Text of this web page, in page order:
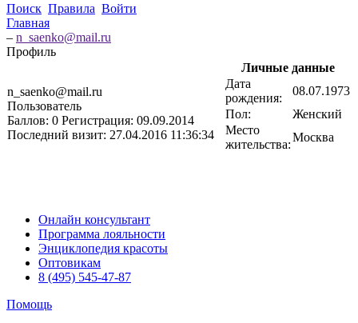
Поиск Правила Войти
Главная
– n_saenko@mail.ru
Профиль
n_saenko@mail.ru
Пользователь
Баллов: 0 Регистрация: 09.09.2014
Последний визит: 27.04.2016 11:36:34
Личные данные
Дата
рождения:
08.07.1973
Пол:
Женский
Место
жительства:
Москва
Онлайн консультант
Программа лояльности
Энциклопедия красоты
Оптовикам
8 (495) 545-47-87
Помощь